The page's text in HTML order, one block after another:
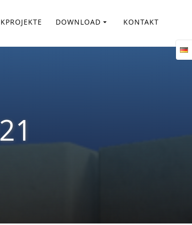
DOWNLOAD KONTAKT